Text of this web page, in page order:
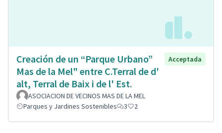
Creación de un “Parque Urbano”
Mas de la Mel" entre C.Terral de d'
alt, Terral de Baix i de l' Est.
Acceptada
ASOCIACION DE VECINOS MAS DE LA MEL
Parques y Jardines Sostenibles
3 2